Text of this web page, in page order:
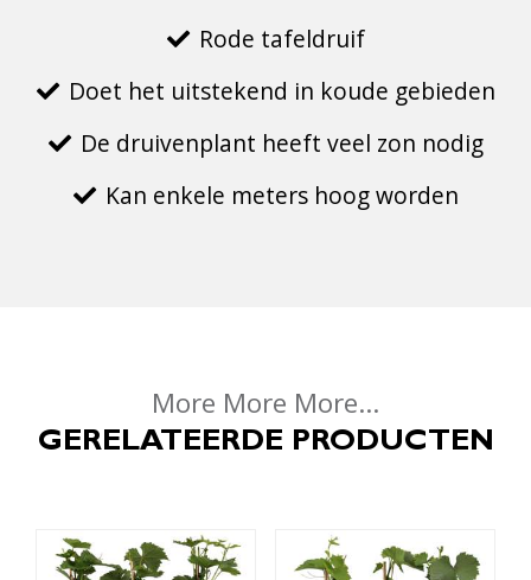
Rode tafeldruif
Doet het uitstekend in koude gebieden
De druivenplant heeft veel zon nodig
Kan enkele meters hoog worden
More More More...
GERELATEERDE PRODUCTEN